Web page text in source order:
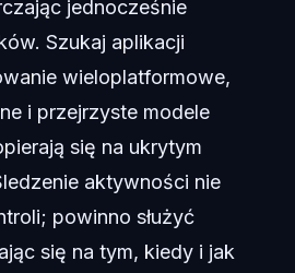
jednocześnie
Szukaj aplikacji
wieloplatformowe,
i przejrzyste modele
się na ukrytym
aktywności nie
powinno służyć
się na tym, kiedy i jak